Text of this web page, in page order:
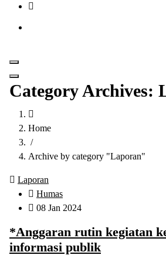
Category Archives:
Home
/
Archive by category "Laporan"
Laporan
Humas
08 Jan 2024
*Anggaran rutin kegiatan
informasi publik